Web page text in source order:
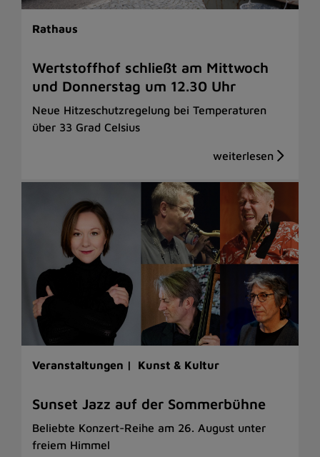
Rathaus
Wertstoffhof schließt am Mittwoch
und Donnerstag um 12.30 Uhr
Neue Hitzeschutzregelung bei Temperaturen
über 33 Grad Celsius
Veranstaltungen | Kunst & Kultur
Sunset Jazz auf der Sommerbühne
Beliebte Konzert-Reihe am 26. August unter
freiem Himmel